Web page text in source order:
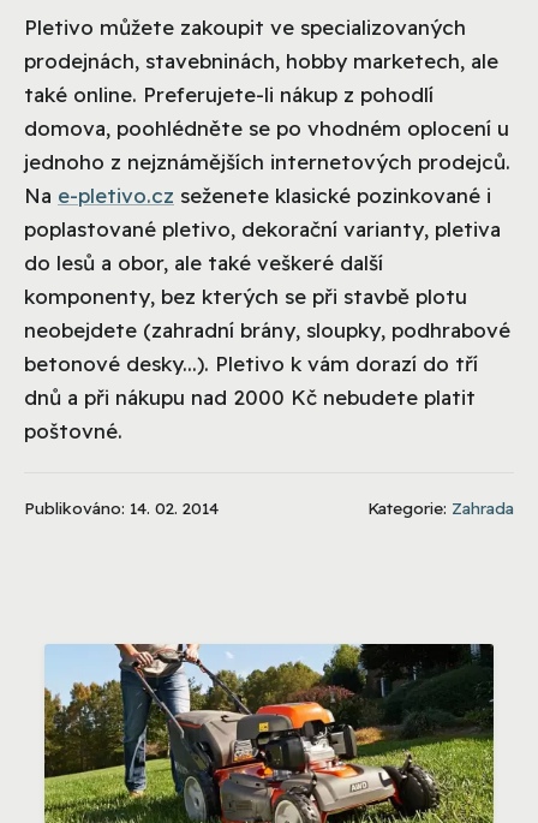
Pletivo můžete zakoupit ve specializovaných
prodejnách, stavebninách, hobby marketech, ale
také online. Preferujete-li nákup z pohodlí
domova, poohlédněte se po vhodném oplocení u
jednoho z nejznámějších internetových prodejců.
Na e-pletivo.cz seženete klasické pozinkované i
poplastované pletivo, dekorační varianty, pletiva
do lesů a obor, ale také veškeré další
komponenty, bez kterých se při stavbě plotu
neobejdete (zahradní brány, sloupky, podhrabové
betonové desky...). Pletivo k vám dorazí do tří
dnů a při nákupu nad 2000 Kč nebudete platit
poštovné.
Publikováno: 14. 02. 2014 Kategorie: Zahrada